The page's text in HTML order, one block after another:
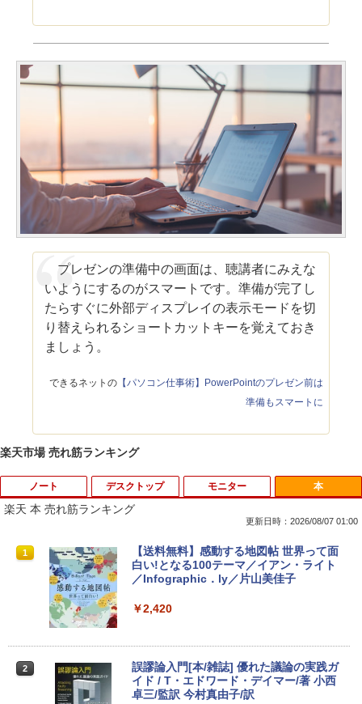
プレゼンの準備中の画面は、聴講者にみえな
いようにするのがスマートです。準備が完了し
たらすぐに外部ディスプレイの表示モードを切
り替えられるショートカットキーを覚えておき
ましょう。
できるネットの【パソコン仕事術】PowerPointのプレゼン前は
準備もスマートに
楽天市場 売れ筋ランキング
ノート
1
中古ノートパソコン 新生活セット 2026
Windows11搭載 Office付き 15.6型 大手
メーカー 第6〜8世代 Core i3/i5 メモリ8
済み テレワーク応援 在宅勤務 学生向け
￥13,900
デスクトップ
1
【訳あり品】中古パソコン | NEC | Mate
MKM34B-1 | Windows11 | デスクトップ
| 一年保証 | 第7世代 | Core i5 7500 3.4
B | DVD-ROM | 無線LAN:あり | Win11Pr
￥10,000
モニター
1
【500円クーポン＋ポイント最大31.5%還
元！】モバイルモニター 15.6 インチ FH
D 1920×1080 1080P Fast IPS パネル 非
g スピーカー内蔵 Type-C/HDMI 接続 PS
￥8,490
本
楽天 本 売れ筋ランキング
更新日時：2026/08/07 01:00
1
【送料無料】感動する地図帖 世界って面
白い!となる100テーマ／イアン・ライト
／Infographic．ly／片山美佳子
￥2,420
2
誤謬論入門[本/雑誌] 優れた議論の実践ガ
イド / T・エドワード・デイマー/著 小西
卓三/監訳 今村真由子/訳